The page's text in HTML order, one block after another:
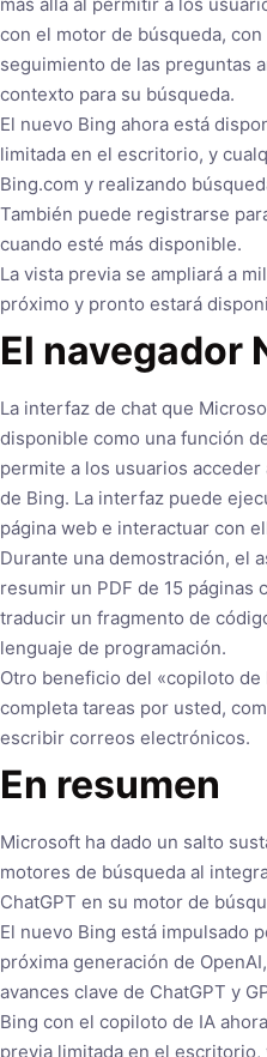
con el motor de búsqueda,
seguimiento de las preguntas
contexto para su búsqueda.
El nuevo Bing ahora está
limitada en el escritorio, y
Bing.com y realizando
También puede registrarse
cuando esté más disponible.
La vista previa se ampliará a
próximo y pronto estará
El navegador
La interfaz de chat que
disponible como una función
permite a los usuarios
de Bing. La interfaz puede
página web e interactuar con
Durante una demostración, el
resumir un PDF de 15 páginas
traducir un fragmento de
lenguaje de programación.
Otro beneficio del «copiloto de
completa tareas por usted,
escribir correos electrónicos.
En resumen
Microsoft ha dado un salto
motores de búsqueda al
ChatGPT en su motor de
El nuevo Bing está impulsado
próxima generación de
avances clave de ChatGPT y
Bing con el copiloto de IA
previa limitada en el